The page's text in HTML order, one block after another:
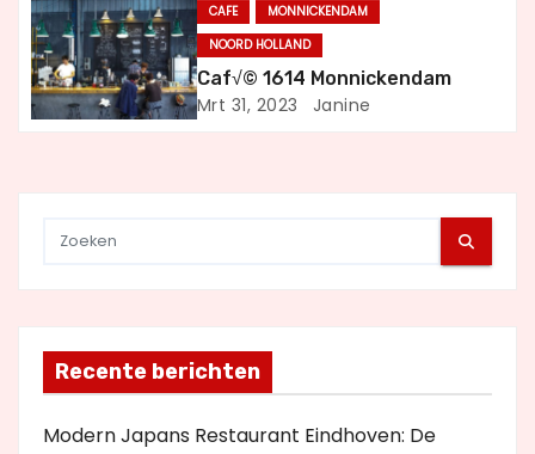
a
t
i
CAFE
MONNICKENDAM
NOORD HOLLAND
Caf√© 1614 Monnickendam
Mrt 31, 2023 Janine
Recente berichten
Modern Japans Restaurant Eindhoven: De